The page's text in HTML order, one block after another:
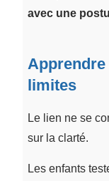
avec une
limites
Le lien ne se
sur la clarté.
Les enfants